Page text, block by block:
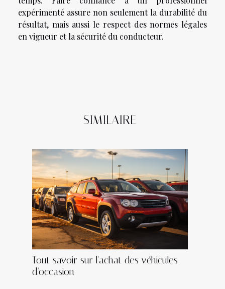
expérimenté assure non seulement la durabilité du
résultat, mais aussi le respect des normes légales
en vigueur et la sécurité du conducteur.
SIMILAIRE
Tout savoir sur l'achat des véhicules
d'occasion